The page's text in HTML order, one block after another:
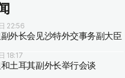
22:56
外长会见沙特外交事务副大臣
18:17
土耳其副外长举行会谈